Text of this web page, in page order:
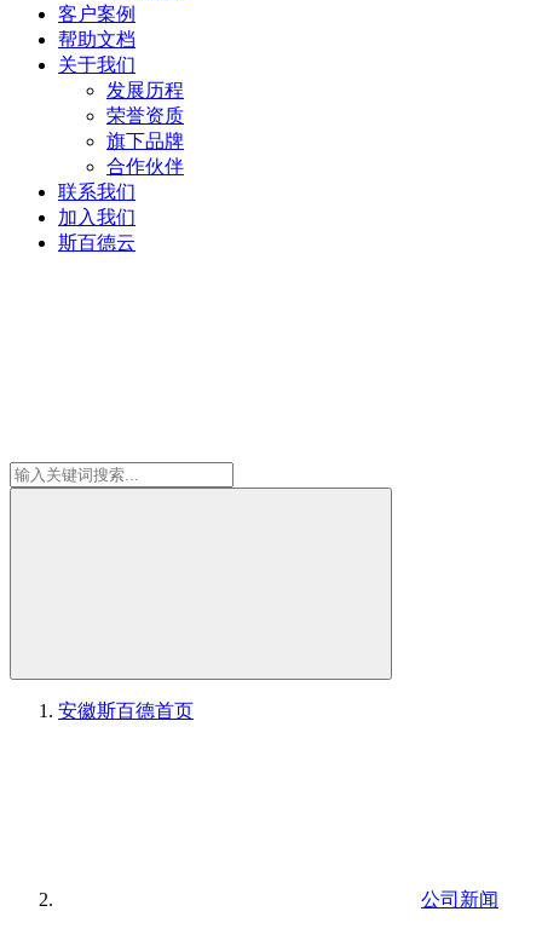
客户案例
帮助文档
关于我们
发展历程
荣誉资质
旗下品牌
合作伙伴
联系我们
加入我们
斯百德云
安徽斯百德首页
公司新闻